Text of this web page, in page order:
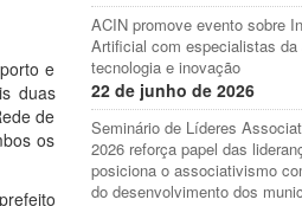
e
duas
de
os
ACIN promove evento sobre
Artificial com especialistas da
tecnologia e inovação
22 de junho de 2026
Seminário de Líderes
2026 reforça papel das
posiciona o associativismo
do desenvolvimento dos